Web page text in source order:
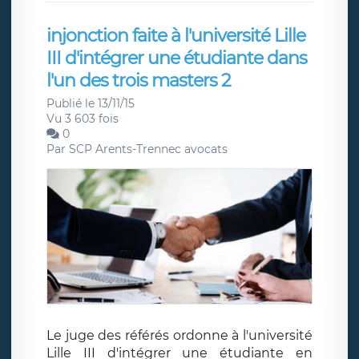
injonction faite à l'université Lille
III d'intégrer une étudiante dans
l'un des trois masters 2
Publié le 13/11/15
Vu 3 603 fois
0
Par SCP Arents-Trennec avocats
Le juge des référés ordonne à l'université
Lille III d'intégrer une étudiante en